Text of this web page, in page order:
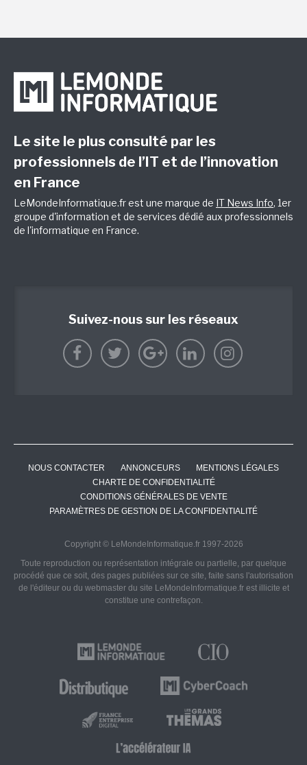
Le site le plus consulté par les
professionnels de l’IT et de l’innovation
en France
LeMondeInformatique.fr est une marque de IT News Info, 1er
groupe d'information et de services dédié aux professionnels
de l'informatique en France.
Suivez-nous sur les réseaux
NOUS CONTACTER ANNONCEURS
MENTIONS LÉGALES
CHARTE DE CONFIDENTIALITÉ
CONDITIONS GÉNÉRALES DE VENTE
PARAMÈTRES DE GESTION DE LA CONFIDENTIALITÉ
Copyright © LeMondeInformatique.fr 1997-2026
Toute reproduction ou représentation intégrale ou partielle, par quelque
procédé que ce soit, des pages publiées sur ce site, faite sans l'autorisation
de l'éditeur ou du webmaster du site LeMondeInformatique.fr est illicite et
constitue une contrefaçon.